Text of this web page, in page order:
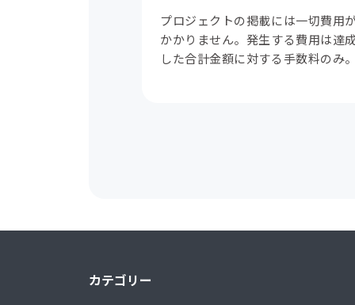
プロジェクトの掲載には一切費用
かかりません。発生する費用は達
した合計金額に対する手数料のみ
カテゴリー